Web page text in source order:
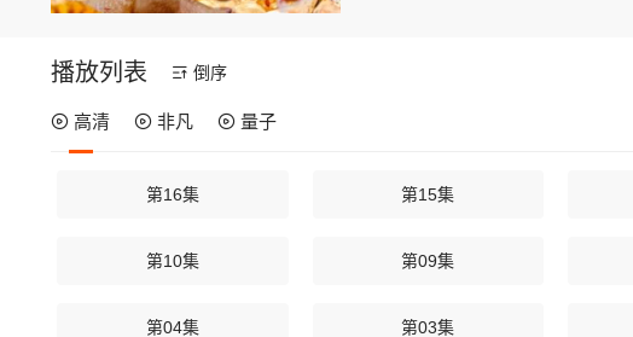
播放列表 倒序
高清 非凡 量子
第16集 第15集
第10集 第09集
第04集 第03集